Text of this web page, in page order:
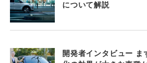
について解説
開発者インタビュー ま